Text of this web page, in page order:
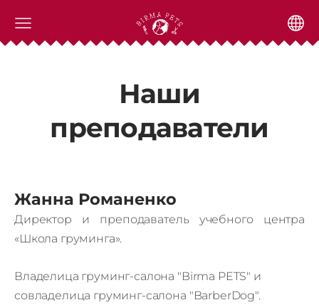
Наши
преподаватели
Жанна Романенко
Директор и преподаватель учебного центра
«Школа груминга».
Владелица груминг-салона "Birma PETS" и
совладелица груминг-салона "BarberDog".